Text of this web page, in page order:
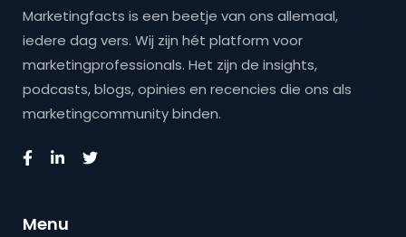
Marketingfacts is een beetje van ons allemaal,
iedere dag vers. Wij zijn hét platform voor
marketingprofessionals. Het zijn de insights,
podcasts, blogs, opinies en recencies die ons als
marketingcommunity binden.
Menu